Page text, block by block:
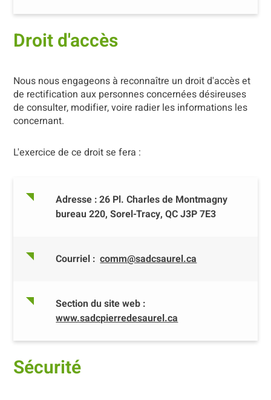
Droit d'accès
Nous nous engageons à reconnaître un droit d'accès et
de rectification aux personnes concernées désireuses
de consulter, modifier, voire radier les informations les
concernant.
L'exercice de ce droit se fera :
Adresse : 26 Pl. Charles de Montmagny
bureau 220, Sorel-Tracy, QC J3P 7E3
Courriel :comm@sadcsaurel.ca
Section du site web :
www.sadcpierredesaurel.ca
Sécurité